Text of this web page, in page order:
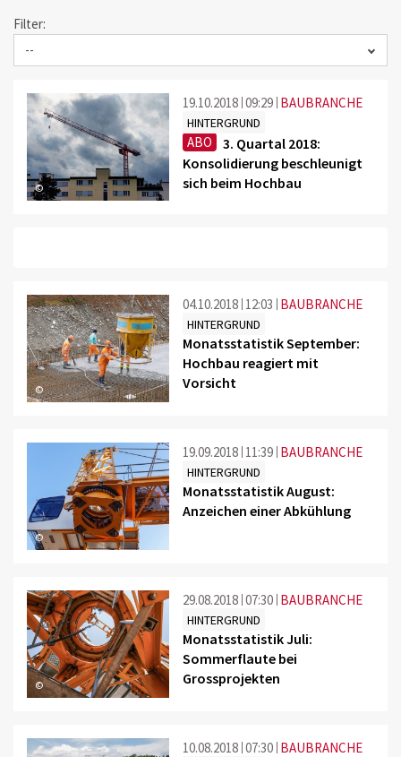
Filter:
©
19.10.2018 09:29 BAUBRANCHE
HINTERGRUND
ABO
3. Quartal 2018:
Konsolidierung beschleunigt
sich beim Hochbau
©
04.10.2018 12:03 BAUBRANCHE
HINTERGRUND
Monatsstatistik September:
Hochbau reagiert mit
Vorsicht
©
19.09.2018 11:39 BAUBRANCHE
HINTERGRUND
Monatsstatistik August:
Anzeichen einer Abkühlung
©
29.08.2018 07:30 BAUBRANCHE
HINTERGRUND
Monatsstatistik Juli:
Sommerflaute bei
Grossprojekten
10.08.2018 07:30 BAUBRANCHE